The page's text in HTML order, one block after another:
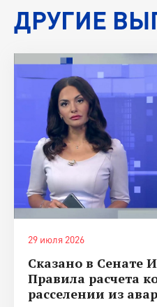
ДРУГИЕ
29 июля 2026
Сказано в Сенате
Правила расчета
расселении из